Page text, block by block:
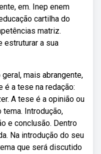
em. Inep enem
cartilha do
matriz.
estruturar a sua
mais abrangente,
é a tese na redação:
A tese é a opinião ou
Introdução,
e conclusão. Dentro
Na introdução do seu
que será discutido